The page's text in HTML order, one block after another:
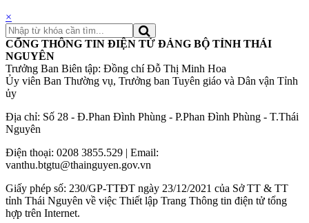
×
CỔNG THÔNG TIN ĐIỆN TỬ ĐẢNG BỘ TỈNH THÁI
NGUYÊN
Trưởng Ban Biên tập: Đồng chí Đỗ Thị Minh Hoa
Ủy viên Ban Thường vụ, Trưởng ban Tuyên giáo và Dân vận Tỉnh
ủy
Địa chỉ: Số 28 - Đ.Phan Đình Phùng - P.Phan Đình Phùng - T.Thái
Nguyên
Điện thoại: 0208 3855.529 | Email:
vanthu.btgtu@thainguyen.gov.vn
Giấy phép số: 230/GP-TTĐT ngày 23/12/2021 của Sở TT & TT
tỉnh Thái Nguyên về việc Thiết lập Trang Thông tin điện tử tổng
hợp trên Internet.